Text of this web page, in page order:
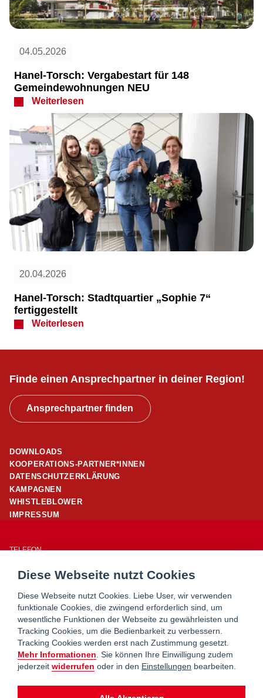
04.05.2026
Hanel-Torsch: Vergabestart für 148
Gemeindewohnungen NEU
Weiterlesen
20.04.2026
Hanel-Torsch: Stadtquartier „Sophie 7“
fertiggestellt
Weiterlesen
Finde einen Ansprechpartner in deiner Region!
Ansprechpartner finden
DOWNLOADS
KOOPERATIONS-PARTNER*INNEN
DATENSCHUTZERKLÄRUNG
KAMPAGNEN
WHISTLEBLOWER
IMPRESSUM
TELEFON
E-MAIL
WOHNSERVICE WIEN
WOHNBERATUNG WIEN
MIETERHILFE
wohnpartner ist ein Service von
Diese Webseite nutzt Cookies
Diese Webseite nutzt Cookies. Liebe User, wir verwenden
funktionale Cookies, die zwingend erforderlich sind, um
wesentliche Funktionen der Webseite zu gewährleisten und
Tracking Cookies, um die Bedienbarkeit zu verbessern.
Tracking Cookies werden erst nach Zustimmung gesetzt.
Mehr Informationen . Sie können Ihre Einwilligung zudem
jederzeit widerrufen oder in den Einstellungen bearbeiten.